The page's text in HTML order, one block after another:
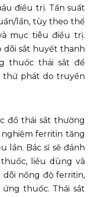
điều trị. Tần suất
lần, tùy theo thể
mục tiêu điều trị.
dõi sắt huyết thanh
thuốc thải sắt để
thứ phát do truyền
đồ thải sắt thường
ferritin tăng
lần. Bác sĩ sẽ đánh
liều dùng và
nồng độ ferritin,
thuốc. Thải sắt